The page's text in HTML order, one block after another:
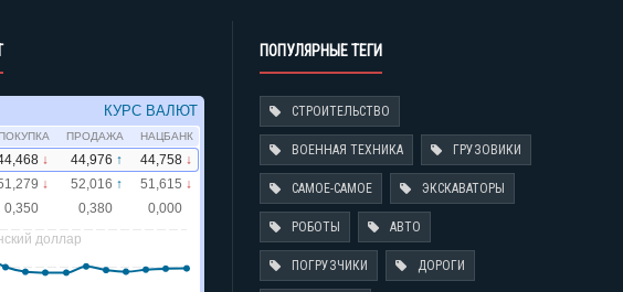
ПОПУЛЯРНЫЕ ТЕГИ
СТРОИТЕЛЬСТВО
ВОЕННАЯ ТЕХНИКА ГРУЗОВИКИ
САМОЕ-САМОЕ ЭКСКАВАТОРЫ
РОБОТЫ АВТО
ПОГРУЗЧИКИ ДОРОГИ